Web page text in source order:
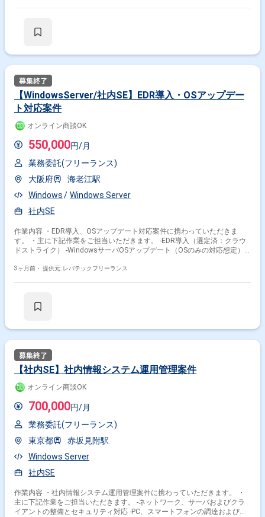
【WindowsServer/社内SE】EDR導入・OSアップデー
ト対応案件
オンライン商談OK
550,000円/月
業務委託(フリーランス)
大阪府
海老江駅
Windows
Windows Server
社内SE
作業内容 ・EDR導入、OSアップデート対応案件に携わっていただきま
す。 ・主に下記作業をご担当いただきます。 -EDR導入（選定済：クラウ
ドストライク） -WindowsサーバOSアップデート（OSのみの対応想定）
チームへタスクを設計し投げることはあります。
3ヶ月前・ 提供元: レバテックフリーランス
【社内SE】社内情報システム運用管理案件
オンライン商談OK
700,000円/月
業務委託(フリーランス)
東京都
赤坂見附駅
Windows Server
社内SE
作業内容 ・社内情報システム運用管理案件に携わっていただきます。 ・
主に下記作業をご担当いただきます。 -ネットワーク、サーバおよびクラ
イアントの整備とセキュリティ対応 -PC、スマートフォンの調達およびキ